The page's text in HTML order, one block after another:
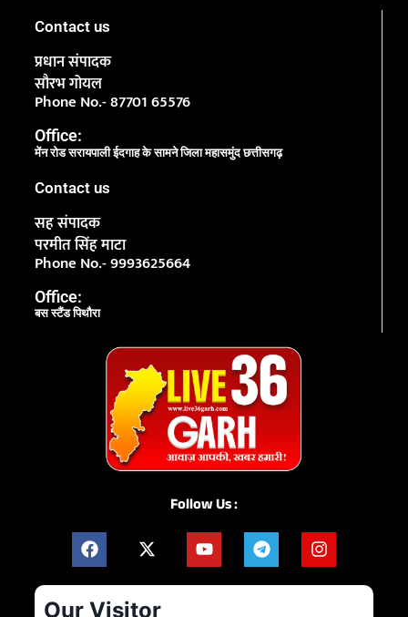
Contact us
प्रधान संपादक
सौरभ गोयल
Phone No.- 87701 65576
Office:
मेंन रोड सरायपाली ईदगाह के सामने जिला महासमुंद छत्तीसगढ़
Contact us
सह संपादक
परमीत सिंह माटा
Phone No.- 9993625664
Office:
बस स्टैंड पिथौरा
Follow Us :
Our Visitor